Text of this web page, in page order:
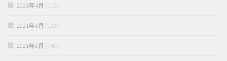
2021年4月 (112)
2021年3月 (122)
2021年2月 (146)